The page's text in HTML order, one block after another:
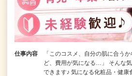
仕事内容
「このコスメ、自分の肌に合う
ど、費用が気になる…」 そんな
できます♪ 気になる化粧品・健康